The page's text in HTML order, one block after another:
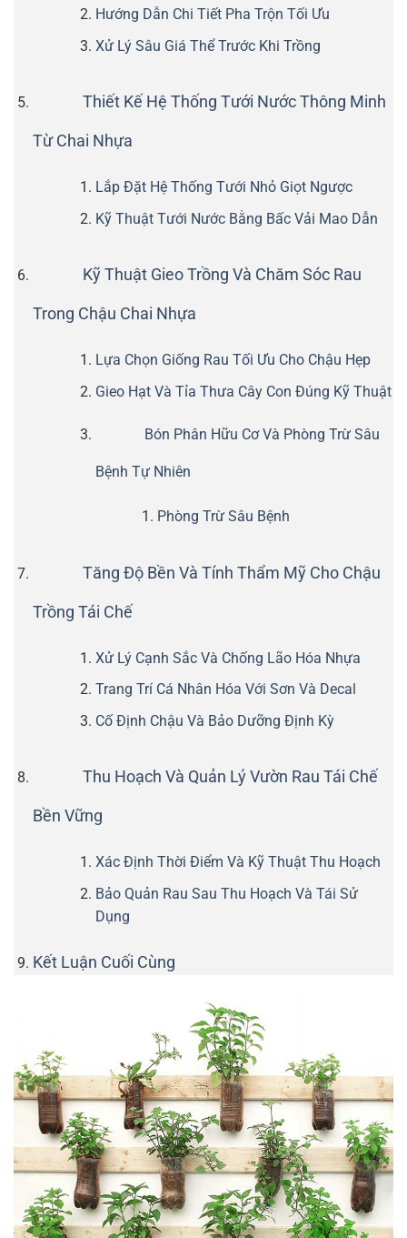
Hướng Dẫn Chi Tiết Pha Trộn Tối Ưu
Xử Lý Sâu Giá Thể Trước Khi Trồng
Thiết Kế Hệ Thống Tưới Nước Thông Minh
Từ Chai Nhựa
Lắp Đặt Hệ Thống Tưới Nhỏ Giọt Ngược
Kỹ Thuật Tưới Nước Bằng Bấc Vải Mao Dẫn
Kỹ Thuật Gieo Trồng Và Chăm Sóc Rau
Trong Chậu Chai Nhựa
Lựa Chọn Giống Rau Tối Ưu Cho Chậu Hẹp
Gieo Hạt Và Tỉa Thưa Cây Con Đúng Kỹ Thuật
Bón Phân Hữu Cơ Và Phòng Trừ Sâu
Bệnh Tự Nhiên
Phòng Trừ Sâu Bệnh
Tăng Độ Bền Và Tính Thẩm Mỹ Cho Chậu
Trồng Tái Chế
Xử Lý Cạnh Sắc Và Chống Lão Hóa Nhựa
Trang Trí Cá Nhân Hóa Với Sơn Và Decal
Cố Định Chậu Và Bảo Dưỡng Định Kỳ
Thu Hoạch Và Quản Lý Vườn Rau Tái Chế
Bền Vững
Xác Định Thời Điểm Và Kỹ Thuật Thu Hoạch
Bảo Quản Rau Sau Thu Hoạch Và Tái Sử
Dụng
Kết Luận Cuối Cùng